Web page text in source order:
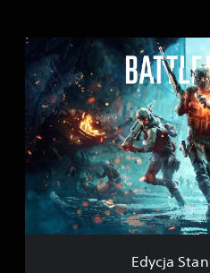
E
y
c
j
a
S
t
n
a
Edycja